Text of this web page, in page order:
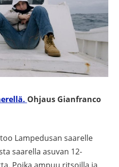
Ohjaus Gianfranco
Lampedusan saarelle
saarella asuvan 12-